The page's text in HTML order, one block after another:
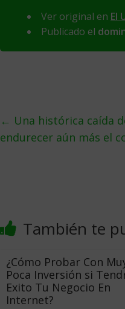
Ver original en El
Publicado el
← Una histórica caída
endurecer aún más el
También te
¿Cómo Probar Con
Poca Inversión si
Exito Tu Negocio En
Internet?